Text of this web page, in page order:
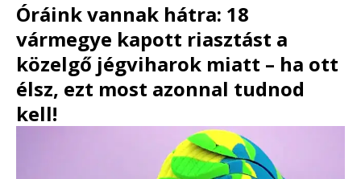
Óráink vannak hátra: 18
vármegye kapott riasztást a
közelgő jégviharok miatt – ha ott
élsz, ezt most azonnal tudnod
kell!